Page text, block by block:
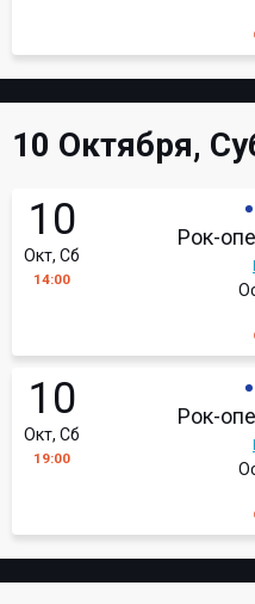
10 Октября,
10
Окт, Сб
14:00
Рок-
10
Окт, Сб
19:00
Рок-